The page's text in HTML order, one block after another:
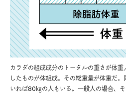
カラダの組成成分のトータルの重さが体
したものが体組成。その総重量が体重だ
いれば80㎏の人もいる。一般人の場合、